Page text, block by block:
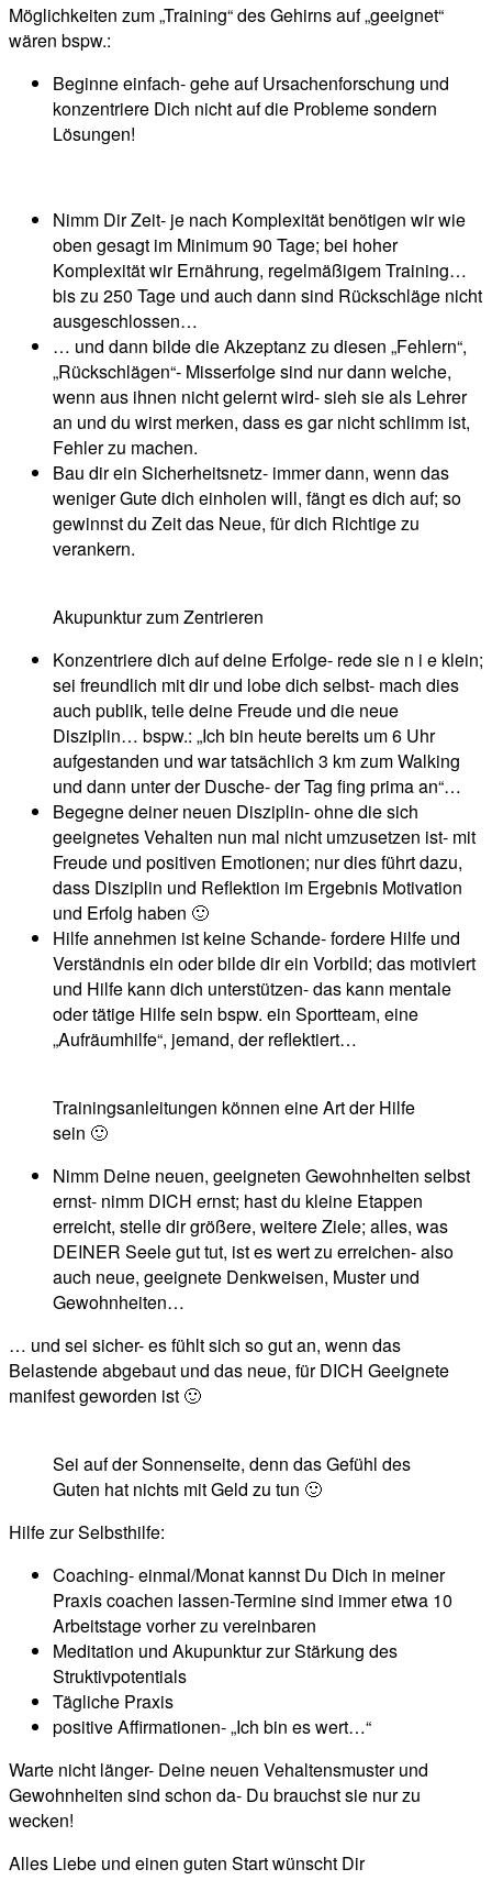
Möglichkeiten zum „Training“ des Gehirns auf „geeignet“
wären bspw.:
Beginne einfach- gehe auf Ursachenforschung und
konzentriere Dich nicht auf die Probleme sondern
Lösungen!
Nimm Dir Zeit- je nach Komplexität benötigen wir wie
oben gesagt im Minimum 90 Tage; bei hoher
Komplexität wir Ernährung, regelmäßigem Training…
bis zu 250 Tage und auch dann sind Rückschläge nicht
ausgeschlossen…
… und dann bilde die Akzeptanz zu diesen „Fehlern“,
„Rückschlägen“- Misserfolge sind nur dann welche,
wenn aus ihnen nicht gelernt wird- sieh sie als Lehrer
an und du wirst merken, dass es gar nicht schlimm ist,
Fehler zu machen.
Bau dir ein Sicherheitsnetz- immer dann, wenn das
weniger Gute dich einholen will, fängt es dich auf; so
gewinnst du Zeit das Neue, für dich Richtige zu
verankern.
Akupunktur zum Zentrieren
Konzentriere dich auf deine Erfolge- rede sie n i e klein;
sei freundlich mit dir und lobe dich selbst- mach dies
auch publik, teile deine Freude und die neue
Disziplin… bspw.: „Ich bin heute bereits um 6 Uhr
aufgestanden und war tatsächlich 3 km zum Walking
und dann unter der Dusche- der Tag fing prima an“…
Begegne deiner neuen Disziplin- ohne die sich
geeignetes Vehalten nun mal nicht umzusetzen ist- mit
Freude und positiven Emotionen; nur dies führt dazu,
dass Disziplin und Reflektion im Ergebnis Motivation
und Erfolg haben 🙂
Hilfe annehmen ist keine Schande- fordere Hilfe und
Verständnis ein oder bilde dir ein Vorbild; das motiviert
und Hilfe kann dich unterstützen- das kann mentale
oder tätige Hilfe sein bspw. ein Sportteam, eine
„Aufräumhilfe“, jemand, der reflektiert…
Trainingsanleitungen können eine Art der Hilfe
sein 🙂
Nimm Deine neuen, geeigneten Gewohnheiten selbst
ernst- nimm DICH ernst; hast du kleine Etappen
erreicht, stelle dir größere, weitere Ziele; alles, was
DEINER Seele gut tut, ist es wert zu erreichen- also
auch neue, geeignete Denkweisen, Muster und
Gewohnheiten…
… und sei sicher- es fühlt sich so gut an, wenn das
Belastende abgebaut und das neue, für DICH Geeignete
manifest geworden ist 🙂
Sei auf der Sonnenseite, denn das Gefühl des
Guten hat nichts mit Geld zu tun 🙂
Hilfe zur Selbsthilfe:
Coaching- einmal/Monat kannst Du Dich in meiner
Praxis coachen lassen-Termine sind immer etwa 10
Arbeitstage vorher zu vereinbaren
Meditation und Akupunktur zur Stärkung des
Struktivpotentials
Tägliche Praxis
positive Affirmationen- „Ich bin es wert…“
Warte nicht länger- Deine neuen Vehaltensmuster und
Gewohnheiten sind schon da- Du brauchst sie nur zu
wecken!
Alles Liebe und einen guten Start wünscht Dir